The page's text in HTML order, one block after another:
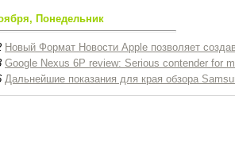
Понедельник
Новый Формат Новости Apple позволяет
Google Nexus 6P review: Serious contender for
Дальнейшие показания для края обзора